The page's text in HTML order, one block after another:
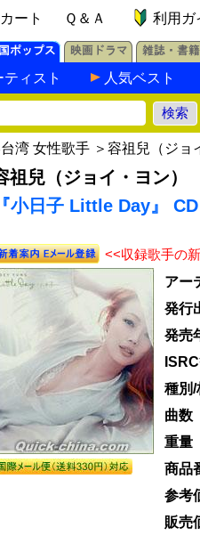
カート Ｑ＆Ａ 利用ガ
ティスト 人気ベスト
湾 女性歌手 ＞ 容祖兒（ジョ
祖兒（ジョイ・ヨン）
『小日子 Little Day』
<<収録歌手の
アー
発行
発売
種別/
曲数
重量
商品
参考
販売